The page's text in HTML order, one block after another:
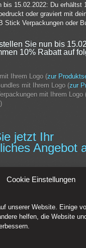
Cookie Einstellungen
unserer Website. Einige
helfen, die Website
bis 15.02.2022: Du erhältst
oder graviert mit
Stick Verpackungen oder
Sie nun bis
10% Rabatt auf
Ihrem Logo (zur
mit Ihrem Logo (zur
mit Ihrem Logo
)
jetzt Ihr
Angebot
Switch to Desktop Version